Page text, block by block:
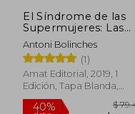
El Síndrome de las
Supermujeres: Las
Dificultades
Amorosas de las
Mujeres de Éxito
Antoni Bolinches
(1)
Amat Editorial, 2019, 1
Edición, Tapa Blanda,
Nuevo